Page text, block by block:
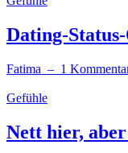
Dating-
Fatima – 1
Gefühle
Nett hier,